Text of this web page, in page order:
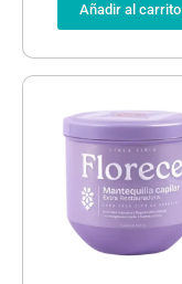
Añadir al carrito